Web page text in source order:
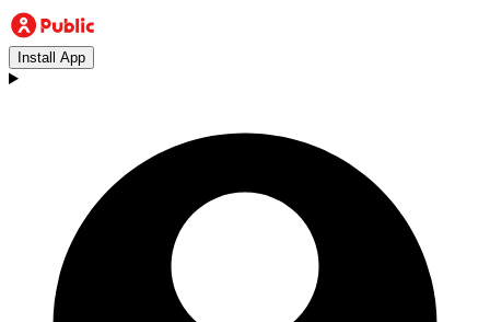
Install App